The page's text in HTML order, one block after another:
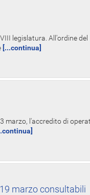
legislatura. All'ordine del
[...continua]
marzo, l'accredito di
marzo consultabili